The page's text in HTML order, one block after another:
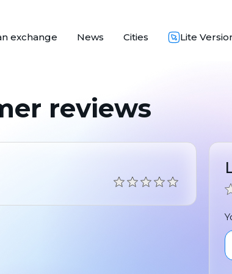
exchange News Cities Lite
reviews